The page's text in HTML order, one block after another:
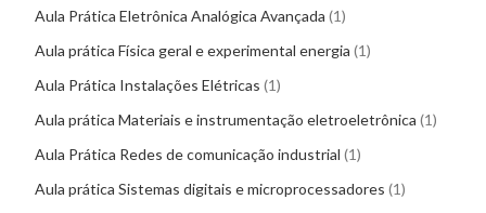
Aula Prática Eletrônica Analógica Avançada 1
Aula prática Física geral e experimental energia 1
Aula Prática Instalações Elétricas 1
Aula prática Materiais e instrumentação eletroeletrônica 1
Aula Prática Redes de comunicação industrial 1
Aula prática Sistemas digitais e microprocessadores 1